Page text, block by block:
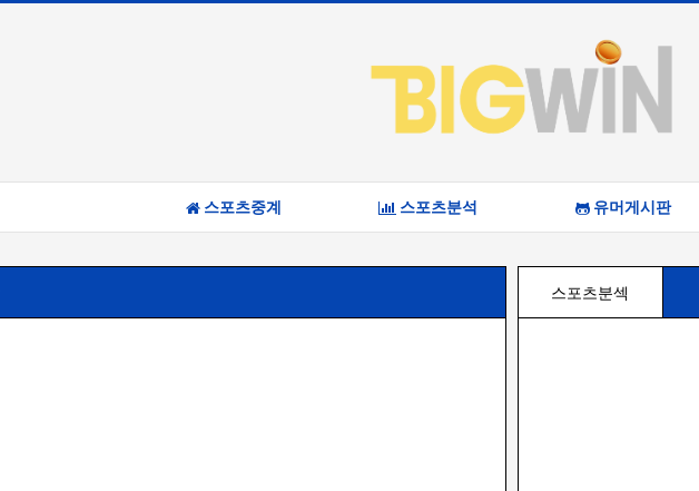
스포츠중계 스포츠분석 유머게시판
스포츠분섹